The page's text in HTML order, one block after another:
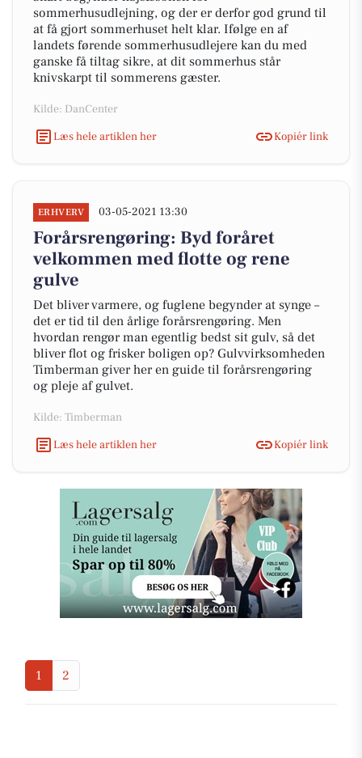
sommerhusudlejning, og der er derfor god grund til
at få gjort sommerhuset helt klar. Ifølge en af
landets førende sommerhusudlejere kan du med
ganske få tiltag sikre, at dit sommerhus står
knivskarpt til sommerens gæster.
Kilde: DanCenter
Læs hele artiklen her
Kopiér link
ERHVERV 03-05-2021 13:30
Forårsrengøring: Byd foråret
velkommen med flotte og rene
gulve
Det bliver varmere, og fuglene begynder at synge –
det er tid til den årlige forårsrengøring. Men
hvordan rengør man egentlig bedst sit gulv, så det
bliver flot og frisker boligen op? Gulvvirksomheden
Timberman giver her en guide til forårsrengøring
og pleje af gulvet.
Kilde: Timberman
Læs hele artiklen her
Kopiér link
1 2